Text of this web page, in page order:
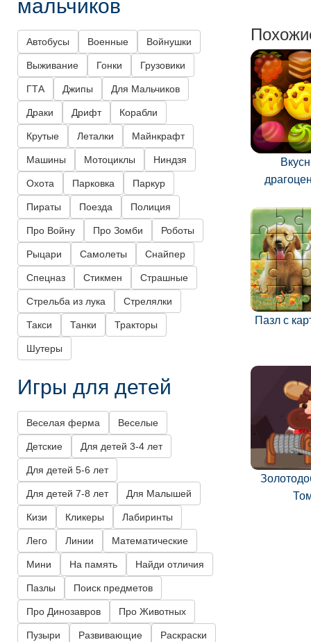
Пазл с
Автобусы Военные Войнушки
Выживание Гонки Грузовики
ГТА Джипы Для Мальчиков
Драки Дрифт Корабли
Крутые Леталки Майнкрафт
Машины Мотоциклы Ниндзя
Охота Парковка Паркур
Пираты Поезда Полиция
Про Войну Про Зомби Роботы
Рыцари Самолеты Снайпер
Спецназ Стикмен Страшные
Стрельба из лука Стрелялки
Такси Танки Тракторы
Шутеры
Игры для детей
Веселая ферма Веселые
Детские Для детей 3-4 лет
Для детей 5-6 лет
Для детей 7-8 лет Для Малышей
Кизи Кликеры Лабиринты
Лего Линии Математические
Мини На память Найди отличия
Пазлы Поиск предметов
Про Динозавров Про Животных
Пузыри Развивающие Раскраски